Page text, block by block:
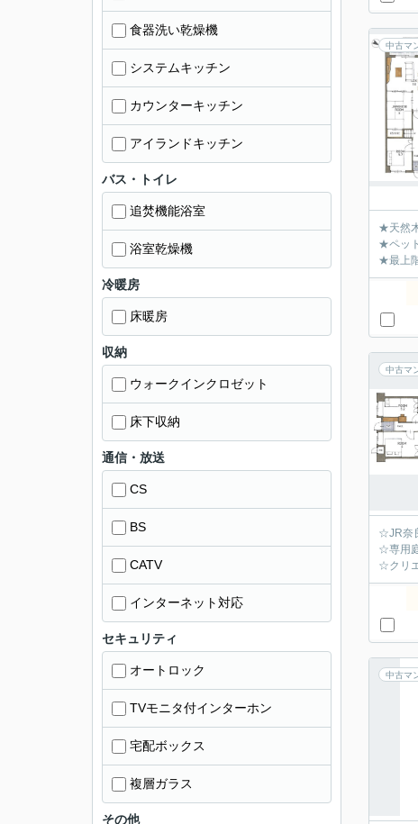
中古マ
★天然
★ペッ
★最上
中古マ
☆JR奈
☆専用
☆クリ
中古マ
食器洗い乾燥機
システムキッチン
カウンターキッチン
アイランドキッチン
バス・トイレ
追焚機能浴室
浴室乾燥機
冷暖房
床暖房
収納
ウォークインクロゼット
床下収納
通信・放送
CS
BS
CATV
インターネット対応
セキュリティ
オートロック
TVモニタ付インターホン
宅配ボックス
複層ガラス
その他